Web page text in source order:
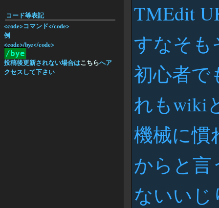
TMEdit
すなそも
初心者で
れもwiki
機械に慣
からと言
ないいじ
コード等表記
<code>コマンド</code>
例
<code>/bye</code>
/bye
投稿後更新されない場合はこちらへア
クセスして下さい